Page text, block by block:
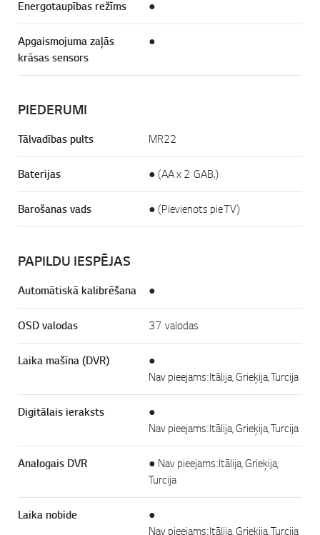
Energotaupības režīms ●
Apgaismojuma zaļās
krāsas sensors
●
PIEDERUMI
Tālvadības pults MR22
Baterijas ● (AA x 2 GAB.)
Barošanas vads ● (Pievienots pie TV)
PAPILDU IESPĒJAS
Automātiskā kalibrēšana ●
OSD valodas 37 valodas
Laika mašīna (DVR)
●
Nav pieejams: Itālija, Grieķija, Turcija
Digitālais ieraksts
●
Nav pieejams: Itālija, Grieķija, Turcija
Analogais DVR ● Nav pieejams: Itālija, Grieķija,
Turcija
Laika nobīde
●
Nav pieejams: Itālija, Grieķija, Turcija